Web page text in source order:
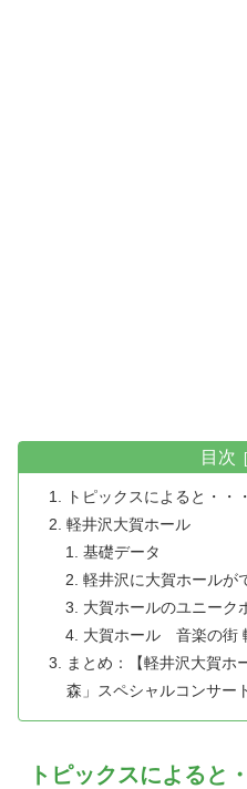
目次
トピックスによると・・・
軽井沢大賀ホール
基礎データ
軽井沢に大賀ホールが
大賀ホールのユニーク
大賀ホール 音楽の街
まとめ：【軽井沢大賀ホ
森」スペシャルコンサー
トピックスによると